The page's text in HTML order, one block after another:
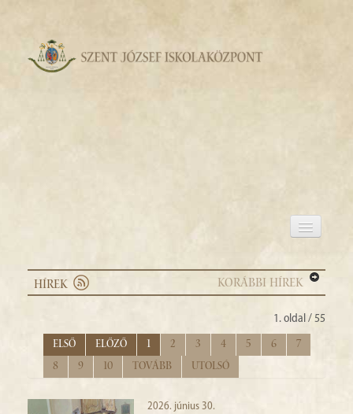
EREDMÉNYEINK
E-NAPLÓ
KAPCSOLAT
HÍREK KORÁBBI HÍREK
1. oldal / 55
Első Előző 1 2 3 4 5 6
7
8
9 10 Tovább Utolsó
2026. június 30.